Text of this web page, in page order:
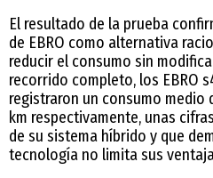
El resultado de la prueba
de EBRO como alternativa
reducir el consumo sin
recorrido completo, los EBRO
registraron un consumo medio
km respectivamente, unas
de su sistema híbrido y que
tecnología no limita sus